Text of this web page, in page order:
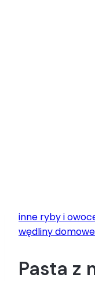
inne ryby i
wędliny domowe
Pasta z